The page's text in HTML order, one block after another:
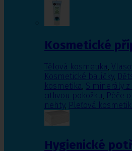
Kosmetické
Tělová kosmetika,
Kosmetické balíčky,
kosmetika, S minerály
citlivou pokožku, Péče
nehty, Pleťová
Hygienické